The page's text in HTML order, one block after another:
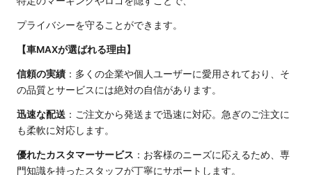
プライバシーを守ることができます。
【車MAXが選ばれる理由】
信頼の実績 ：多くの企業や個人ユーザーに愛用されており、そ
の品質とサービスには絶対の自信があります。
迅速な配送 ：ご注文から発送まで迅速に対応。急ぎのご注文に
も柔軟に対応します。
優れたカスタマーサービス ：お客様のニーズに応えるため、専
門知識を持ったスタッフが丁寧にサポートします。